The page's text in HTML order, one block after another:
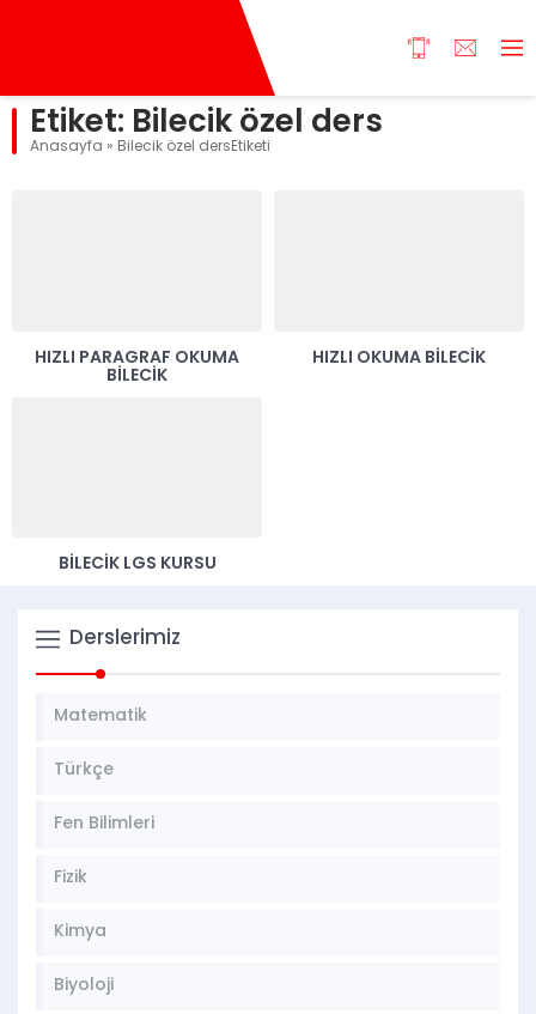
Etiket: Bilecik özel ders
Anasayfa » Bilecik özel dersEtiketi
HIZLI PARAGRAF OKUMA
BİLECİK
HIZLI OKUMA BİLECİK
BİLECİK LGS KURSU
Derslerimiz
Matematik
Türkçe
Fen Bilimleri
Fizik
Kimya
Biyoloji